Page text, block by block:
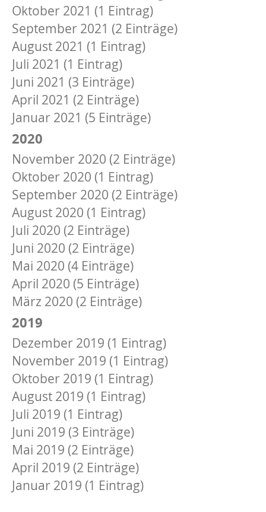
Oktober 2021 (1 Eintrag)
September 2021 (2 Einträge)
August 2021 (1 Eintrag)
Juli 2021 (1 Eintrag)
Juni 2021 (3 Einträge)
April 2021 (2 Einträge)
Januar 2021 (5 Einträge)
2020
November 2020 (2 Einträge)
Oktober 2020 (1 Eintrag)
September 2020 (2 Einträge)
August 2020 (1 Eintrag)
Juli 2020 (2 Einträge)
Juni 2020 (2 Einträge)
Mai 2020 (4 Einträge)
April 2020 (5 Einträge)
März 2020 (2 Einträge)
2019
Dezember 2019 (1 Eintrag)
November 2019 (1 Eintrag)
Oktober 2019 (1 Eintrag)
August 2019 (1 Eintrag)
Juli 2019 (1 Eintrag)
Juni 2019 (3 Einträge)
Mai 2019 (2 Einträge)
April 2019 (2 Einträge)
Januar 2019 (1 Eintrag)